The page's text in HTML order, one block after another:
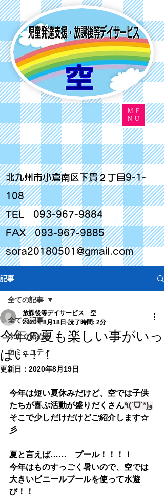
北九州市小倉南区下貫２丁目9-1-
108
TEL
093-967-9884
FAX093-967-9885
sora20180501@gmail.com
ME
NU
記事
全ての記事
今すぐ始める
コミュニティ
全ての記事
今年の夏も楽しい事がいっ
ぱい！！
放課後等デイサービス 空
2020年8月18日 読了時間: 2分
更新日： 2020年8月19日
今年は短い夏休みだけど、空では子供
たちが喜ぶ活動が盛りだくさん
٩(ˊᗜˋ*)و
そこで少しだけだけどご紹介します☆
彡
夏と言えば……　プール！！！！
今年はものすっごく暑いので、空では
大きいビニールプールを使って水遊
び！！